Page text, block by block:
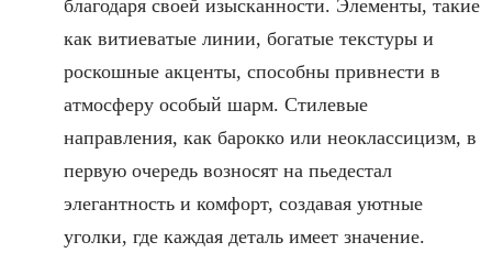
благодаря своей изысканности. Элементы, такие
как витиеватые линии, богатые текстуры и
роскошные акценты, способны привнести в
атмосферу особый шарм. Стилевые
направления, как барокко или неоклассицизм, в
первую очередь возносят на пьедестал
элегантность и комфорт, создавая уютные
уголки, где каждая деталь имеет значение.